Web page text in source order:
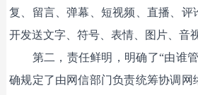
复、留言、弹幕、短视频、直播、评
开发送文字、符号、表情、图片、音
第二，责任鲜明，明确了“由谁管
确规定了由网信部门负责统筹协调网